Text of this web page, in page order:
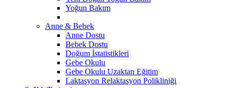
Yoğun Bakım
Anne & Bebek
Anne Dostu
Bebek Dostu
Doğum İstatistikleri
Gebe Okulu
Gebe Okulu Uzaktan Eğitim
Laktasyon Relaktasyon Polikliniği